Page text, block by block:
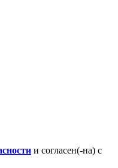
и согласен(-на) с